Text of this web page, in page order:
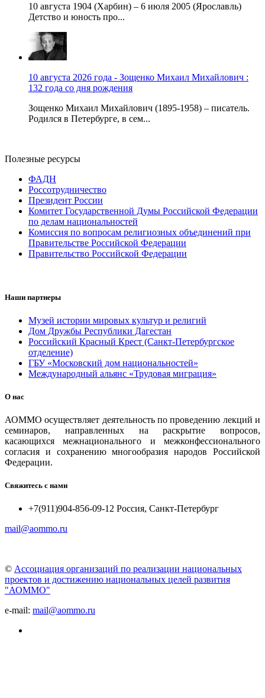
10 августа 1904 (Харбин) – 6 июля 2005 (Ярославль)
Детство и юность про...
10 августа 2026 года - Зощенко Михаил Михайлович :
132 года со дня рождения
Зощенко Михаил Михайлович (1895-1958) – писатель.
Родился в Петербурге, в сем...
Полезные ресурсы
ФАДН
Россотрудничество
Президент России
Комитет Государственной Думы Российской Федерации
по делам национальностей
Комиссия по вопросам религиозных объединений при
Правительстве Российской Федерации
Правительство Российской Федерации
Наши партнеры
Музей истории мировых культур и религий
Дом Дружбы Республики Дагестан
Российский Красный Крест (Санкт-Петербургское
отделение)
ГБУ «Московский дом национальностей»
Международный альянс «Трудовая миграция»
О нас
АОММО осуществляет деятельность по проведению лекций и
семинаров, направленных на раскрытие вопросов,
касающихся межнационального и межконфессионального
согласия и сохранению многообразия народов Российской
Федерации.
Свяжитесь с нами
+7(911)904-856-09-12 Россия, Санкт-Петербург
mail@aommo.ru
© Ассоциация организаций по реализации национальных
проектов и достижению национальных целей развития
"АОММО"
e-mail: mail@aommo.ru